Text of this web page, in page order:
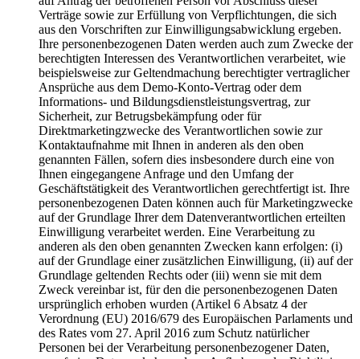
Verträge sowie zur Erfüllung von Verpflichtungen, die sich
aus den Vorschriften zur Einwilligungsabwicklung ergeben.
Ihre personenbezogenen Daten werden auch zum Zwecke der
berechtigten Interessen des Verantwortlichen verarbeitet, wie
beispielsweise zur Geltendmachung berechtigter vertraglicher
Ansprüche aus dem Demo-Konto-Vertrag oder dem
Informations- und Bildungsdienstleistungsvertrag, zur
Sicherheit, zur Betrugsbekämpfung oder für
Direktmarketingzwecke des Verantwortlichen sowie zur
Kontaktaufnahme mit Ihnen in anderen als den oben
genannten Fällen, sofern dies insbesondere durch eine von
Ihnen eingegangene Anfrage und den Umfang der
Geschäftstätigkeit des Verantwortlichen gerechtfertigt ist. Ihre
personenbezogenen Daten können auch für Marketingzwecke
auf der Grundlage Ihrer dem Datenverantwortlichen erteilten
Einwilligung verarbeitet werden. Eine Verarbeitung zu
anderen als den oben genannten Zwecken kann erfolgen: (i)
auf der Grundlage einer zusätzlichen Einwilligung, (ii) auf der
Grundlage geltenden Rechts oder (iii) wenn sie mit dem
Zweck vereinbar ist, für den die personenbezogenen Daten
ursprünglich erhoben wurden (Artikel 6 Absatz 4 der
Verordnung (EU) 2016/679 des Europäischen Parlaments und
des Rates vom 27. April 2016 zum Schutz natürlicher
Personen bei der Verarbeitung personenbezogener Daten,